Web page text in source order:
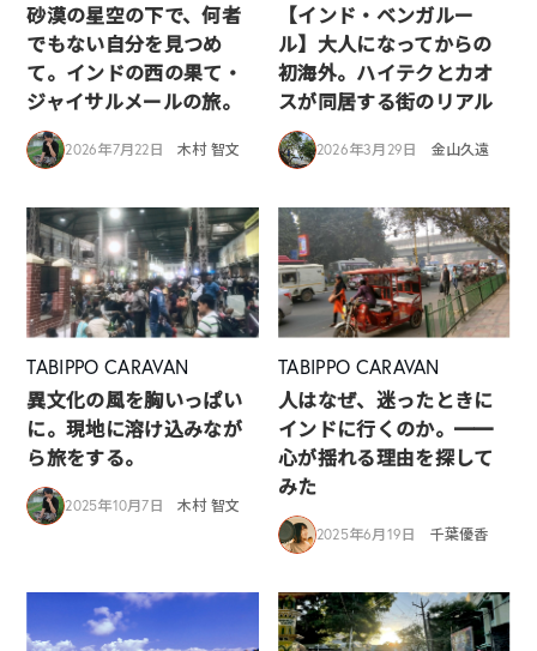
砂漠の星空の下で、何者
でもない自分を見つめ
て。インドの西の果て・
ジャイサルメールの旅。
2026年7月22日 木村 智文
【インド・ベンガルー
ル】大人になってからの
初海外。ハイテクとカオ
スが同居する街のリアル
2026年3月29日 金山久遠
TABIPPO CARAVAN
異文化の風を胸いっぱい
に。現地に溶け込みなが
ら旅をする。
2025年10月7日 木村 智文
TABIPPO CARAVAN
人はなぜ、迷ったときに
インドに行くのか。━━
心が揺れる理由を探して
みた
2025年6月19日 千葉優香